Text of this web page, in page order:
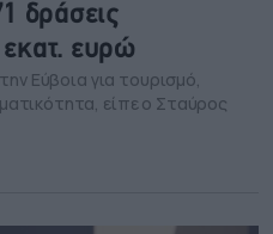
δράσεις
εκατ. ευρώ
Εύβοια για τουρισμό,
είπε ο Σταύρος